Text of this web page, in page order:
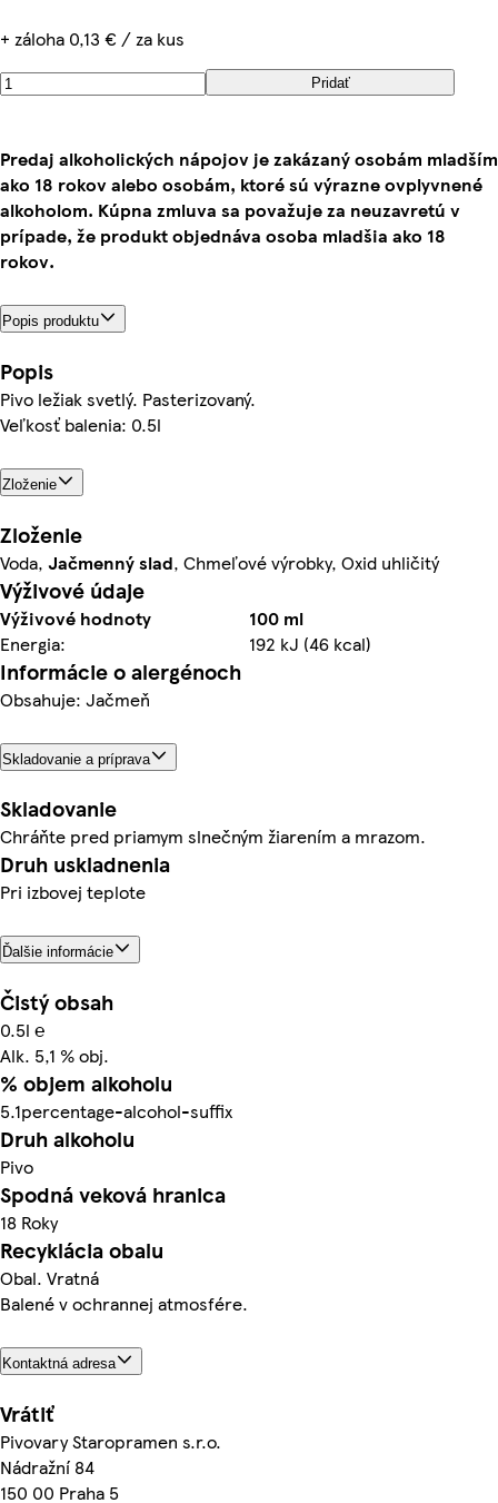
+ záloha 0,13 € / za kus
Pridať
Predaj alkoholických nápojov je zakázaný osobám mladším
ako 18 rokov alebo osobám, ktoré sú výrazne ovplyvnené
alkoholom. Kúpna zmluva sa považuje za neuzavretú v
prípade, že produkt objednáva osoba mladšia ako 18
rokov.
Popis produktu
Popis
Pivo ležiak svetlý. Pasterizovaný.
Veľkosť balenia: 0.5l
Zloženie
Zloženie
Voda, Jačmenný slad, Chmeľové výrobky, Oxid uhličitý
Výživové údaje
Výživové hodnoty
100 ml
Energia:
192 kJ (46 kcal)
Informácie o alergénoch
Obsahuje: Jačmeň
Skladovanie a príprava
Skladovanie
Chráňte pred priamym slnečným žiarením a mrazom.
Druh uskladnenia
Pri izbovej teplote
Ďalšie informácie
Čistý obsah
0.5l ℮
Alk. 5,1 % obj.
% objem alkoholu
5.1percentage-alcohol-suffix
Druh alkoholu
Pivo
Spodná veková hranica
18 Roky
Recyklácia obalu
Obal. Vratná
Balené v ochrannej atmosfére.
Kontaktná adresa
Vrátiť
Pivovary Staropramen s.r.o.
Nádražní 84
150 00 Praha 5